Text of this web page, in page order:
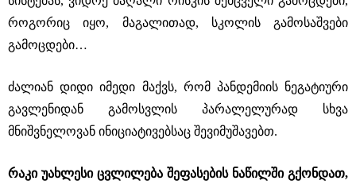
როგორიც იყო, მაგალითად, სკოლის გამოსაშვები
გამოცდები…
ძალიან დიდი იმედი მაქვს, რომ პანდემიის ნეგატიური
გავლენიდან გამოსვლის პარალელურად სხვა
მნიშვნელოვან ინიციატივებსაც შევიმუშავებთ.
რაკი უახლესი ცვლილება შეფასების ნაწილში გქონდათ,